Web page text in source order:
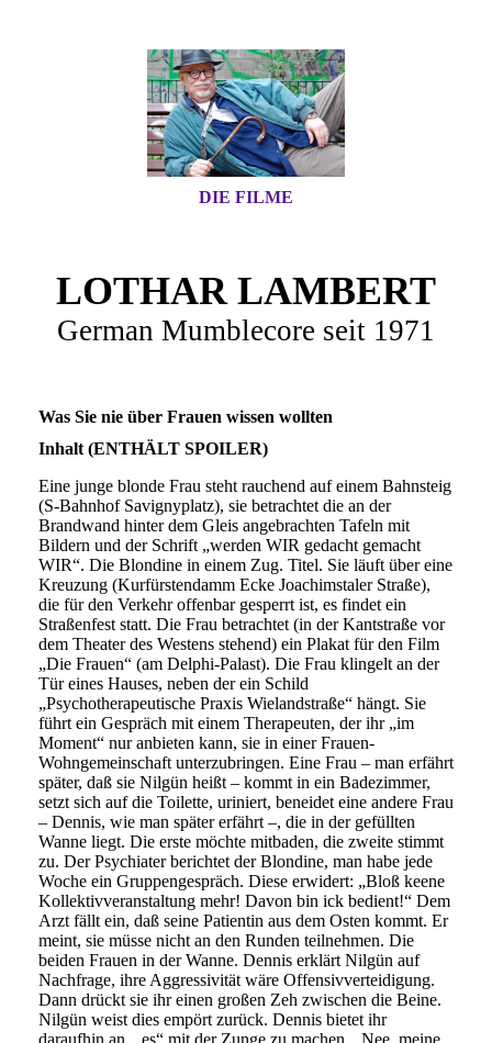
DIE FILME
LOTHAR LAMBERT
German Mumblecore seit 1971
Was Sie nie über Frauen wissen wollten
Inhalt (ENTHÄLT SPOILER)
Eine junge blonde Frau steht rauchend auf einem Bahnsteig (S-Bahnhof Savignyplatz), sie betrachtet die an der Brandwand hinter dem Gleis angebrachten Tafeln mit Bildern und der Schrift „werden WIR gedacht gemacht WIR“. Die Blondine in einem Zug. Titel. Sie läuft über eine Kreuzung (Kurfürstendamm Ecke Joachimstaler Straße), die für den Verkehr offenbar gesperrt ist, es findet ein Straßenfest statt. Die Frau betrachtet (in der Kantstraße vor dem Theater des Westens stehend) ein Plakat für den Film „Die Frauen“ (am Delphi-Palast). Die Frau klingelt an der Tür eines Hauses, neben der ein Schild „Psychotherapeutische Praxis Wielandstraße“ hängt. Sie führt ein Gespräch mit einem Therapeuten, der ihr „im Moment“ nur anbieten kann, sie in einer Frauen-Wohngemeinschaft unterzubringen. Eine Frau – man erfährt später, daß sie Nilgün heißt – kommt in ein Badezimmer, setzt sich auf die Toilette, uriniert, beneidet eine andere Frau – Dennis, wie man später erfährt –, die in der gefüllten Wanne liegt. Die erste möchte mitbaden, die zweite stimmt zu. Der Psychiater berichtet der Blondine, man habe jede Woche ein Gruppengespräch. Diese erwidert: „Bloß keene Kollektivveranstaltung mehr! Davon bin ick bedient!“ Dem Arzt fällt ein, daß seine Patientin aus dem Osten kommt. Er meint, sie müsse nicht an den Runden teilnehmen. Die beiden Frauen in der Wanne. Dennis erklärt Nilgün auf Nachfrage, ihre Aggressivität wäre Offensivverteidigung. Dann drückt sie ihr einen großen Zeh zwischen die Beine. Nilgün weist dies empört zurück. Dennis bietet ihr daraufhin an, „es“ mit der Zunge zu machen. „Nee, meine Liebe“, erwidert die andere, „mit lesbisch kannst du mich jagen! Schwanz bleibt Schwanz!“ Die Blondine sitzt rauchend auf der Couch, Nilgün kommt hinzu, hängt ein Bild an die Wand, welches sie extra für die Neue mitgebracht habe. In allen Zimmern hänge so ein Bild von ihr. Sie stellt Musik an und beginnt vor der anderen zu tanzen, wobei sie sich auszieht. Dennis belauscht dies aus einem Nebenraum, liest dann weiter ihr Buch „Der Zen Weg“. Nilgün fällt lachend auf die Couch. Die Blondine erkundigt sich nach ihrer Diagnose: „Konversionsneurose.“ Sie weiß aber auch nicht genau, was das bedeutet: „Ich glaube, du kannst dich verwandeln.“ Das habe ihr Dr. Merkel, der Psychiater, erzählt. Die Blondine mag das nicht glauben. Sie habe mehrere Neurosen. Nilgün meint, die Menschen würden meist darunter leiden, daß sie keine Neurosen haben: „Wenn sie gleichmäßig werden, dann wird’s ganz schlimm.“ Dr. Merkel mißt seinen Blutdruck und will sich angesichts dessen Höhe nicht „der Tortur“ aussetzen. Seine Kollegin, die neben ihm sitzt, mag dann auch nicht hingehen: „Die Frauen nehmen mich partout nicht für voll.“ Ihr Kollege sekundiert: „Manchmal komm ich mir vor wie so’n Zirkusdirektor, der irgendwelche undressierten Bestien durch ’n Feuerreifen zwingen will.“ Die Blondine liest, an einem Tisch sitzend, die „Bild“-Zeitung. Dennis regt sich darüber rauf, daß sie die Pressefreiheit für so etwas nutze. Nilgün springt der Blondine bei. Zwischen ihnen sitzt eine weitere Frau, mit Kopfhörer, die ebenfalls „Bild“ liest. Das Telephon klingelt. Nilgün nimmt ab, meldet sich mit „Wilde Weiber GmbH“. Gerlinde ist dran und erfährt: „Wir warten hier alle auf euch“. Man sieht die Psychiaterin, welche, neben Merkel sitzend, Krankheiten vorschützt und das Treffen auf die nächste Woche verschiebt. Als Nilgün aufgelegt hat, meint sie zu den anderen Frauen: „Stellt euch das mal vor: Da haben die beiden zur selben Zeit, am selben Tag ihre Tage!“ Alle lachen. Merkel läßt sich von einem sächselnden Mann massieren und beklagt sich bei ihm über seine Arbeit, den Streß, den hohen Blutdruck. Er erzählt von der Neuen: „Die wird Ihnen gefallen, die kommt übrigens auch aus dem Osten!“ Der Masseur mag an die Krankheiten der Dame nicht recht glauben, vielleicht war diese sogar bei der Stasi. Er sei eher interessiert an „dieser Nilgün“, ob Merkel da nicht etwas arrangieren könnte? Dieser weist dies entschieden zurück. Zwei halbwüchsige Orientalen tanzen in einem Hinterhof, beobachtet von Dennis, welche schließlich in einem Haus verschwindet. Merkel beim Gruppengespräch. Renate, die zweite „Bild“-Leserin, erklärt auf englisch, sie habe keine Probleme. Nilgün mag auch nichts sagen. Also macht Dennis den Anfang. Sie erregt sich über das ausgiebige und lautstarke Liebesleben Nilgüns. Merkel ist das Thema sichtlich unangenehm, was die Klageführende sofort zur Sprache bringt. Gerlinde ist immer noch unpäßlich. Die Blondine betrachtet unter der Hochbahn (am Schlesischen Tor) kopfschüttelnd ein Plakat für den Film „My Father Is Coming“. In dem Gruppengespräch wird sich weiter angegiftet. Die Blondine setzt sich an eine Bushaltestelle. Merkel hofft, von Renate eine unparteiische Auskunft zu erhalten, doch der Streit geht weiter. Schließlich bricht der Psychiater das Gespräch ab, da „die Thematik, die heute hochgekommen ist“, doch „ein bißchen zu speziell“ sei. Nilgün und die Blondine beobachten nächtliche Dreharbeiten mit einem Monroe-Double und einem Mumienmonster, Dennis tut es ihnen gleich, abseits stehend, obwohl die Blondine sie zu sich heranwinkt. Renate öffnet die Wohnungstür. Davor ein junger Südländer, welcher sie begeistert als „Mama“ begrüßt, die er schon lange gesucht habe. Papa sei bereits lange fort, erklärt sie ihm, weiterhin beharrlich Englisch sprechend. Merkel beobachtet die Szene mit einer Bierflasche in der Hand. Renate stellt ihm den jungen Mann vor als „my son Achmed from my Arabic husband“. Sie möchte, daß er eine Zeitlang bei ihr wohnt. Merkel ist das zunächst nicht recht, schließlich stimmt er doch zu. In der Küche trinkt Achmed aus einer Flasche Saft. Dennis stößt hinzu, reißt ihm die Flasche vom Mund, reklamiert den Saft als ihr Eigentum. Ein Streit entbrennt. Diesen belauschen die Blondine und Nilgün aus einem anderen Raum und beklagen sich über das Verhalten von Dennis. Diese habe, so Nilgün, am Vortag im Fleischereigeschäft darauf bestanden, nur von einer Frau bedient zu werden. Merkel berichtet dem Masseur von den neuesten Entwicklungen, unter anderem dem Einzug von Achmed, der mit siebzehn einen Bankraub begangen habe und erst jetzt aus dem Gefängnis gekommen sei. Während sich in der Küche weitergestritten wird, diskutieren Nilgün und die Blondine Achmeds Attraktivität. Der Masseur beklagt seine Probleme mit Frauen. Dennis streicht durch ein Gelände mit Sandbergen und Mauerresten (Reste des Görlitzer Tunnels, heutiger Görlitzer Park). Sie sitzt auf Sperrmüll auf der Straße, betrachtet Mauern und Werbeplakate, beklagt lautstark ihre Verzweiflung. Achmed probt vor dem Spiegel eine Szene, in der er eine Frau anspricht. Die Blondine hört dies mit, derweil sie das Buch „Tantra – Weg der Ekstase“ liest. Achmed singt auch noch. Gerlinde liest eine „Bild“-Zeitung mit der Schlagzeile „Gorbi gestürzt“, Merkel die „Super!“-Zeitung mit der Schlagzeile „Gorbatschow schon tot?“. Die beiden diskutieren über Achmeds Einzug, bei dem Gerlinde „kein gutes Gefühl“ hat. Achmeds Probe geht weiter. Gerlinde faltet die Zeitung zusammen. Sie entdeckt eine Bierflasche und fragt Merkel, ob er wieder trinke. Dieser meint: „Das ist nun wirklich nicht dein Bier“, und fragt sie, ob sie ihn nicht mal massieren wolle. Sie denkt nicht daran, schließlich habe er darauf bestanden, daß zwischen ihnen „alles streng kollegial“ zugehe. Nilgün entwindet der Blondine ein Buch mit Photographien sadomasochistischer Szenen. Auf die Frage, ob sie Angst vor Aids habe, erklärt Nilgün, sie gehe jeden Monat zum Test. Sie habe auch noch zweihundert Kondome. Auf dem Balkon erkundigt sich Dennis bei Renate, wie lange Achmed noch in der Wohngemeinschaft bleiben wolle. Renate lobt ihren Sohn wortreich. Dennis beobachtet derweil Szenen mit Bettlern und Pennern in einer Fußgängerzone (Gorkistraße). Parallelmontiert ist die Fortsetzung des Gesprächs zwischen der Blondine und Nilgün, welches sich nun um den Orgasmus dreht. Nilgün bekundet, einen solchen wohl noch nie gehabt zu haben. Gegenüber Merkel erklärt sie, Achmed komme ihr immer nachgeschlichen, wenn sie bade. Der Beschuldigte weist dies zurück, vielmehr sei er zu dem Gespräch mitgekommen, weil Nilgün mitten in der Nacht erscheine und ihm an den Zehen lecke. Sie bestreitet das. Merkel erinnert daran, daß Achmed nur zu Besuch sei, Nilgün aber bekanntermaßen und behandlungsbedürftig „sexuell sehr, sehr hyperaktiv“: „Die Dennis beklagt sich laufend und ruft an hier.“ Nilgün meint, alle wären eifersüchtig. In der nächsten Szene sitzt sie im Bademantel telephonierend auf ihrer Couch. Sie hat sich verwählt, beginnt dann aber, teils französisch parlierend, einen Flirt, welcher sich zu Telephonsex entwickelt. Parallelmontiert ist ein Annäherungsversuch von Dennis bei der Blondine, welchen diese abweist. Als ihr Gespräch unerfreulich endet, „verwählt“ sich Nilgün noch einmal. Die beiden anderen Frauen streiten und schlagen sich inzwischen. Renate reicht, auf der Couch liegend, ihrem Sohn ihre Kopfhörer. Dieser, mit nacktem Oberkörper, legt sich auf seine Mutter und beginnt, sie zu liebkosen und, zunehmend erregt, auf ihr herumzurutschen. Nilgün beobachtet dies, in der einen Spaltweit geöffneten Tür stehend, leicht grinsend. Sie und die Blondine, von der man erstmals erfährt, daß sie Doris heißt, in einer Ausstellung mit erotischen Objekten. Beide entdecken einen liegenden Mann, dem man die Decke vom Leib ziehen kann, unter welcher er nackt ist. Nilgün ist überaus begeistert von der Installation, dem Mann und seinem Gemächt: „Ich liebe alle Schwänze, und die Schwänze lieben mich.“ Sie wird sogleich zudringlich. Merkel und Achmed beobachten das Geschehen von der Straße aus durchs Schaufenster der Galerie. Der Therapeut berichtet, er sei verpflichtet, mit den Frauen „irgendwas Kulturelles“ zu unternehmen, habe aber nicht geahnt, was für eine Ausstellung dies sei, betitelt „Perlen für die Säue“. Merkel meint, wenn es Achmed bei den Frauen zuviel werde, könne er auch bei ihm